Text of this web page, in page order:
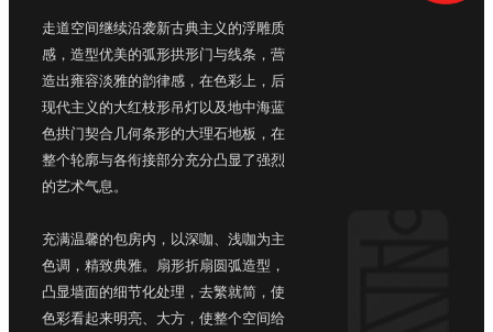
走道空间继续沿袭新古典主义的浮雕质
感，造型优美的弧形拱形门与线条，营
造出雍容淡雅的韵律感，在色彩上，后
现代主义的大红枝形吊灯以及地中海蓝
色拱门契合几何条形的大理石地板，在
整个轮廓与各衔接部分充分凸显了强烈
的艺术气息。
充满温馨的包房内，以深咖、浅咖为主
色调，精致典雅。扇形折扇圆弧造型，
凸显墙面的细节化处理，去繁就简，使
色彩看起来明亮、大方，使整个空间给